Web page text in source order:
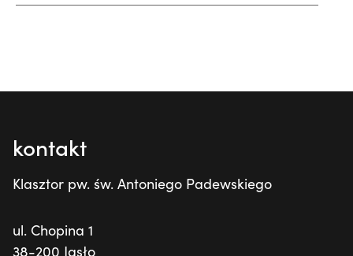
kontakt
Klasztor pw. św. Antoniego Padewskiego
ul. Chopina 1
38-200 Jasło